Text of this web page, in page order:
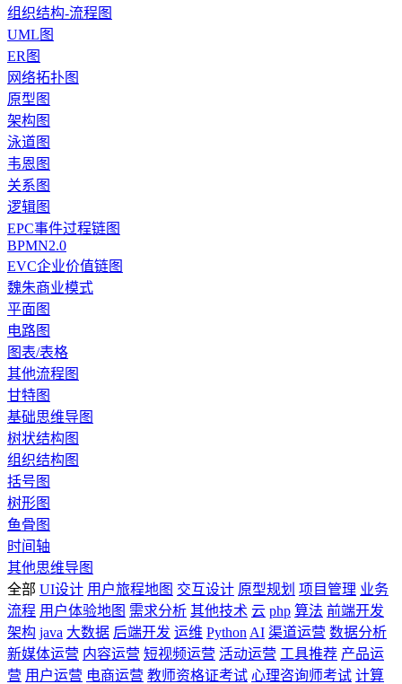
组织结构-流程图
UML图
ER图
网络拓扑图
原型图
架构图
泳道图
韦恩图
关系图
逻辑图
EPC事件过程链图
BPMN2.0
EVC企业价值链图
魏朱商业模式
平面图
电路图
图表/表格
其他流程图
甘特图
基础思维导图
树状结构图
组织结构图
括号图
树形图
鱼骨图
时间轴
其他思维导图
全部 UI设计 用户旅程地图 交互设计 原型规划 项目管理 业务
流程 用户体验地图 需求分析 其他技术 云 php 算法 前端开发
架构 java 大数据 后端开发 运维 Python AI 渠道运营 数据分析
新媒体运营 内容运营 短视频运营 活动运营 工具推荐 产品运
营 用户运营 电商运营 教师资格证考试 心理咨询师考试 计算